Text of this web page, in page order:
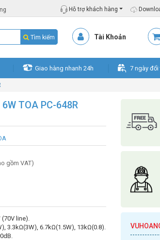
Hỗ trợ khách hàng
Tìm kiếm Tài Khoản
Giao hàng nhanh 24h 7 ngày đổi
TOA PC-648R
gồm VAT)
(70V line).
3.3kΩ(3W), 6.7kΩ(1.5W), 13kΩ(0.8).